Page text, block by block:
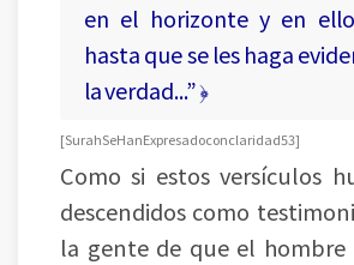
en el horizonte y en
hasta que se les haga
la verdad...” ﴿
[ Surah Se Han Expresado con claridad 53 ]
Como si estos versículos
descendidos como
la gente de que el